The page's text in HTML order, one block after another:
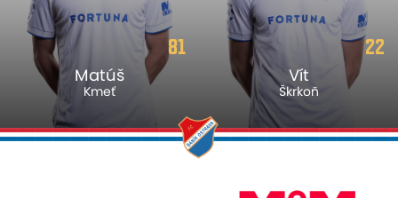
81
Matúš
Kmeť
22
Vít
Škrkoň